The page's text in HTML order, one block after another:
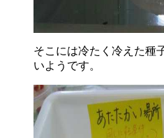
そこには冷たく冷えた種
いようです。